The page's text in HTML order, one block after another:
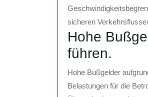
sicheren
Hohe
führen.
Hohe Bußgelder
Belastungen für die